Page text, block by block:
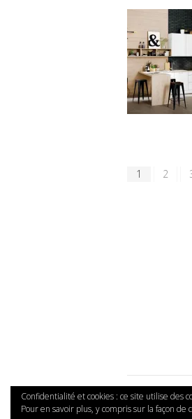
1 2
Copyright ©
Confidentialité et cookies : ce site utilise des
Pour en savoir plus, y compris sur la façon